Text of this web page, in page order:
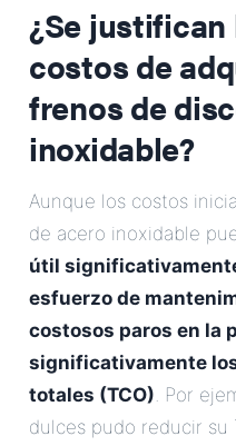
¿Se
costos de
frenos de
inoxidable?
Aunque los costos
de acero inoxidable
útil
esfuerzo de
costosos paros en la
significativamente
totales (TCO). Por
dulces pudo reducir su